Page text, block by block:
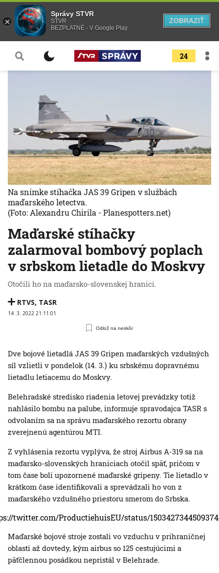
24
Maďarské stíhačky
zalarmoval bombový poplach
v srbskom lietadle do Moskvy
Otočili ho na maďarsko-slovenskej hranici.
RTVS, TASR
14. 3. 2022 21:11:01
Odlož na neskôr
Na snímke stíhačka JAS 39 Gripen v službách
maďarského letectva.
(Foto: Alexandru Chirila - Planespotters.net)
Dve bojové lietadlá JAS 39 Gripen maďarských vzdušných
síl vzlietli v pondelok (14. 3.) ku srbskému dopravnému
lietadlu letiacemu do Moskvy.
Belehradské stredisko riadenia letovej prevádzky totiž
nahlásilo bombu na palube, informuje spravodajca TASR s
odvolaním sa na správu maďarského rezortu obrany
zverejnenú agentúrou MTI.
Z vyhlásenia rezortu vyplýva, že stroj Airbus A-319 sa na
maďarsko-slovenských hraniciach otočil späť, pričom v
tom čase boli upozornené maďarské gripeny. Tie lietadlo v
krátkom čase identifikovali a sprevádzali ho von z
maďarského vzdušného priestoru smerom do Srbska.
twitter.com/ProductiehuisEU/status/
Maďarské bojové stroje zostali vo vzduchu v prihraničnej
oblasti až dovtedy, kým airbus so 125 cestujúcimi a
päťčlennou posádkou nepristál v Belehrade.
Správy STVR
STVR
BEZPLATNÉ - V Google Play
ZOBRAZIŤ